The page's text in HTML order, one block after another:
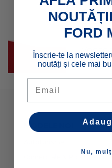
Green
847€
847€
MODELE NOI
Comerciale & Pick Up-uri
FORD
Înscrie-te la
noutăți și cele mai
Nu,